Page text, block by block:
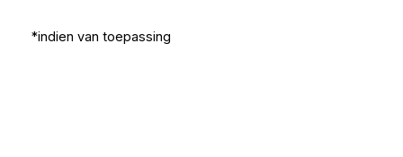
*indien van toepassing